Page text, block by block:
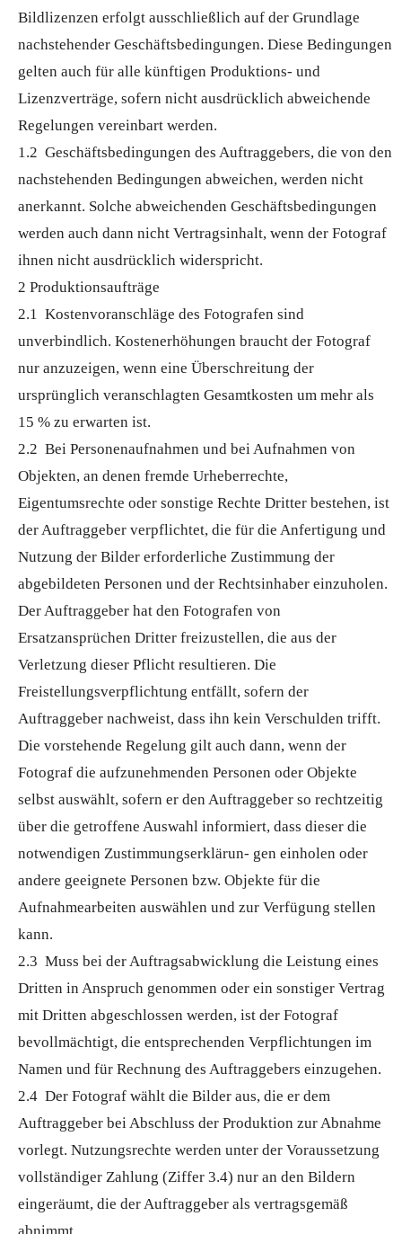
Bildlizenzen erfolgt ausschließlich auf der Grundlage
nachstehender Geschäftsbedingungen. Diese Bedingungen
gelten auch für alle künftigen Produktions- und
Lizenzverträge, sofern nicht ausdrücklich abweichende
Regelungen vereinbart werden.
1.2 Geschäftsbedingungen des Auftraggebers, die von den
nachstehenden Bedingungen abweichen, werden nicht
anerkannt. Solche abweichenden Geschäftsbedingungen
werden auch dann nicht Vertragsinhalt, wenn der Fotograf
ihnen nicht ausdrücklich widerspricht.
2 Produktionsaufträge
2.1 Kostenvoranschläge des Fotografen sind
unverbindlich. Kostenerhöhungen braucht der Fotograf
nur anzuzeigen, wenn eine Überschreitung der
ursprünglich veranschlagten Gesamtkosten um mehr als
15 % zu erwarten ist.
2.2 Bei Personenaufnahmen und bei Aufnahmen von
Objekten, an denen fremde Urheberrechte,
Eigentumsrechte oder sonstige Rechte Dritter bestehen, ist
der Auftraggeber verpflichtet, die für die Anfertigung und
Nutzung der Bilder erforderliche Zustimmung der
abgebildeten Personen und der Rechtsinhaber einzuholen.
Der Auftraggeber hat den Fotografen von
Ersatzansprüchen Dritter freizustellen, die aus der
Verletzung dieser Pflicht resultieren. Die
Freistellungsverpflichtung entfällt, sofern der
Auftraggeber nachweist, dass ihn kein Verschulden trifft.
Die vorstehende Regelung gilt auch dann, wenn der
Fotograf die aufzunehmenden Personen oder Objekte
selbst auswählt, sofern er den Auftraggeber so rechtzeitig
über die getroffene Auswahl informiert, dass dieser die
notwendigen Zustimmungserklärun- gen einholen oder
andere geeignete Personen bzw. Objekte für die
Aufnahmearbeiten auswählen und zur Verfügung stellen
kann.
2.3 Muss bei der Auftragsabwicklung die Leistung eines
Dritten in Anspruch genommen oder ein sonstiger Vertrag
mit Dritten abgeschlossen werden, ist der Fotograf
bevollmächtigt, die entsprechenden Verpflichtungen im
Namen und für Rechnung des Auftraggebers einzugehen.
2.4 Der Fotograf wählt die Bilder aus, die er dem
Auftraggeber bei Abschluss der Produktion zur Abnahme
vorlegt. Nutzungsrechte werden unter der Voraussetzung
vollständiger Zahlung (Ziffer 3.4) nur an den Bildern
eingeräumt, die der Auftraggeber als vertragsgemäß